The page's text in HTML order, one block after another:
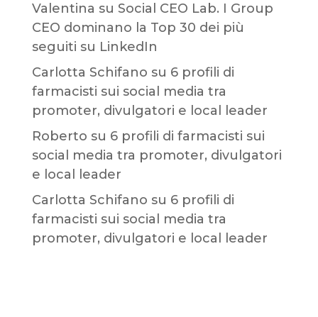
Valentina su Social CEO Lab. I Group
CEO dominano la Top 30 dei più
seguiti su LinkedIn
Carlotta Schifano su 6 profili di
farmacisti sui social media tra
promoter, divulgatori e local leader
Roberto su 6 profili di farmacisti sui
social media tra promoter, divulgatori
e local leader
Carlotta Schifano su 6 profili di
farmacisti sui social media tra
promoter, divulgatori e local leader